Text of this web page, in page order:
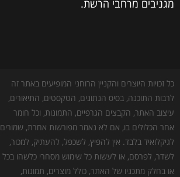
מגניבים מרחבי הרשת.
כל זכויות היוצרים והקניין הרוחני המופיעים באתר זה
לרבות התוכנה, בסיס הנתונים, הטקסטים, התיאורים,
עיצוב האתר, הקבצים הגרפיים, התמונות, וכל חומר
אחר הכלולים בו, אם לא נאמר מפורשות אחרת, שמורים
לגיקלואיד בלבד. אין להפיץ, לשכפל, להעתיק, למכור,
לשדר, לפרסם, או לעשות כל שימוש מסחרי כלשהו בכל
או בחלק מתכניו של האתר, כולל מוצרים, תמונות,